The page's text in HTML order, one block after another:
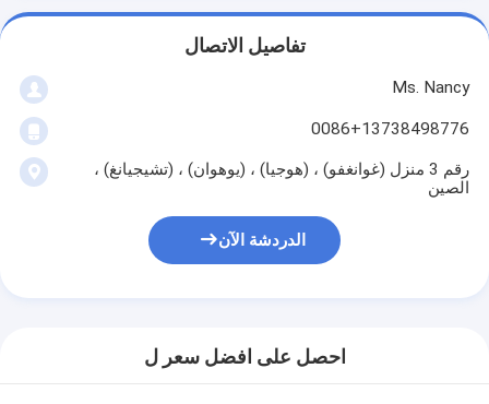
محرك عمود
محرك الروك ذراع
تفاصيل الاتصال
Ms. Nancy
0086+13738498776
رقم 3 منزل (غوانغفو) ، (هوجيا) ، (يوهوان) ، (تشيجيانغ) ،
الصين
الدردشة الآن
احصل على افضل سعر ل